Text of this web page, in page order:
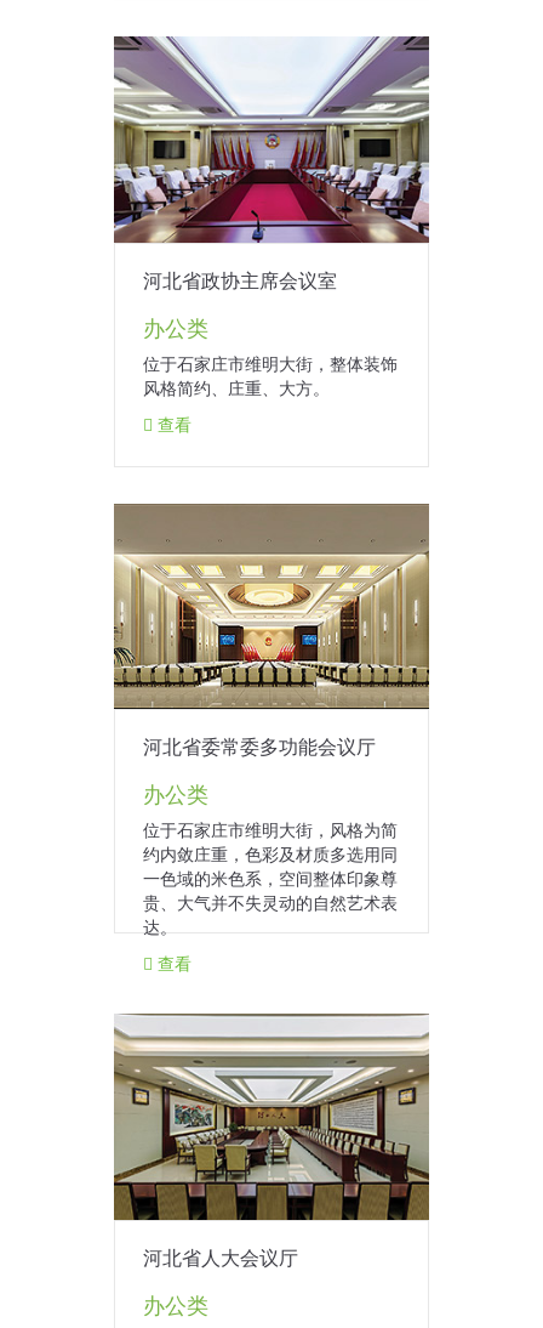
河北省政协主席会议室
办公类
位于石家庄市维明大街，整体装饰
风格简约、庄重、大方。
查看
河北省委常委多功能会议厅
办公类
位于石家庄市维明大街，风格为简
约内敛庄重，色彩及材质多选用同
一色域的米色系，空间整体印象尊
贵、大气并不失灵动的自然艺术表
达。
查看
河北省人大会议厅
办公类